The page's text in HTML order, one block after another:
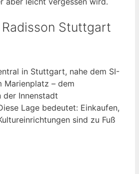
Stuttgart
in Stuttgart, nahe dem SI-
Marienplatz – dem
der Innenstadt
Lage bedeutet: Einkaufen,
sind zu Fuß